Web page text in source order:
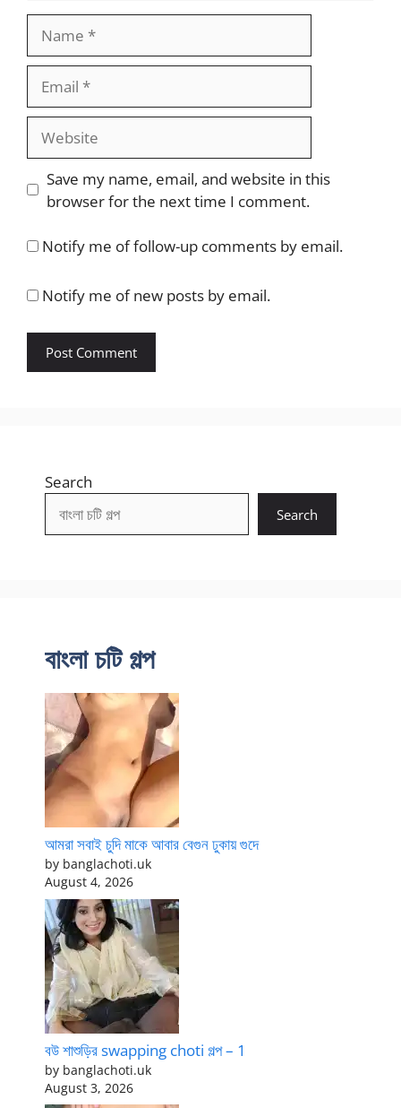
Website
Save my name, email, and website in this
browser for the next time I comment.
Notify me of follow-up comments by email.
Notify me of new posts by email.
Search
Search
বাংলা চটি গল্প
আমরা সবাই চুদি মাকে আবার বেগুন ঢুকায় গুদে
by banglachoti.uk
August 4, 2026
বউ শাশুড়ির swapping choti গল্প – 1
by banglachoti.uk
August 3, 2026